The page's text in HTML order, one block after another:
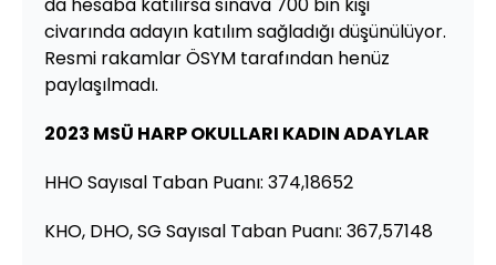
civarında adayın katılım sağladığı düşünülüyor.
Resmi rakamlar ÖSYM tarafından henüz
paylaşılmadı.
2023 MSÜ HARP OKULLARI KADIN ADAYLAR
HHO Sayısal Taban Puanı: 374,18652
KHO, DHO, SG Sayısal Taban Puanı: 367,57148